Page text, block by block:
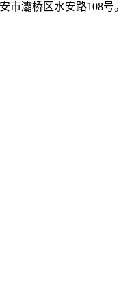
市灞桥区水安路108号。